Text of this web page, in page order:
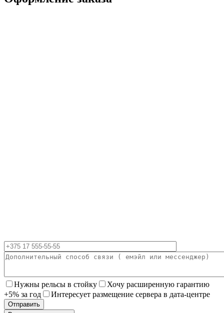
Нужны рельсы в стойку
Хочу расширенную гарантию
+5% за год
Интересует размещение сервера в дата-центре